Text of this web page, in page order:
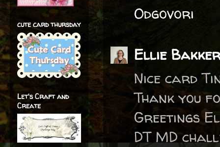
Odgovori
Ellie Bakker
Nice card
Thank you
Greetings
DT MD
cute card thursday
Let's Craft and
Create